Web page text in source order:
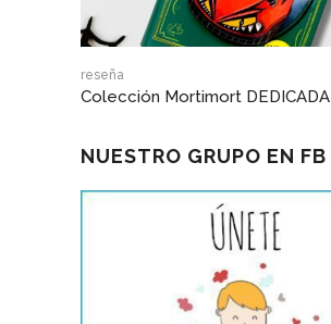
reseña
Colección Mortimort DEDICADA
NUESTRO GRUPO EN FB